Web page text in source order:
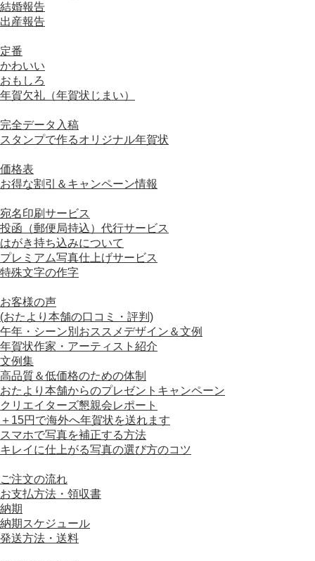
結婚報告
出産報告
定番
かわいい
おもしろ
年賀欠礼（年賀状じまい）
完全データ入稿
スタンプで作るオリジナル年賀状
価格表
お得な割引＆キャンペーン情報
宛名印刷サービス
投函（郵便局持込）代行サービス
はがき持ち込みについて
プレミアム写真仕上げサービス
特殊文字の作字
お客様の声
(おたより本舗の口コミ・評判)
午年・シーン別おススメデザイン＆文例
年賀状作家・アーティスト紹介
文例集
高品質＆低価格のための体制
おたより本舗からのプレゼントキャンペーン
クリエイターズ懇親会レポート
＋15円で海外へ年賀状を送れます
スマホで写真を補正する方法
キレイに仕上がる写真の選び方のコツ
ご注文の流れ
お支払方法・領収書
納期
納期スケジュール
発送方法・送料